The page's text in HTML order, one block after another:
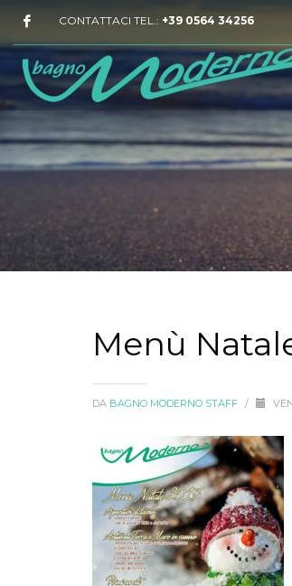
CONTATTACI TEL.: +39 0564 34256
Menù
DA BAGNO MODERNO STAFF /